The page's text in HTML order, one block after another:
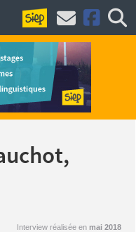
Interview réalisée en mai 2018